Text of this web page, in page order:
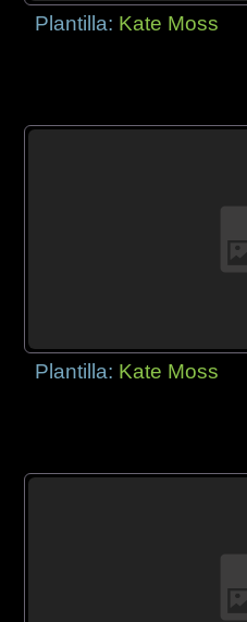
Plantilla: Kate Moss
Plantilla: Kate Moss